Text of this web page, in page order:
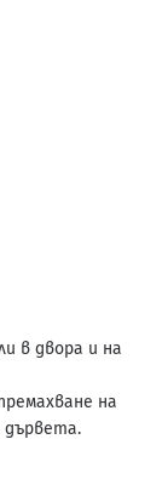
в двора и на
на
дървета.